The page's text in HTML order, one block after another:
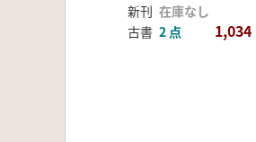
新刊 在庫なし
古書 2 点 1,034